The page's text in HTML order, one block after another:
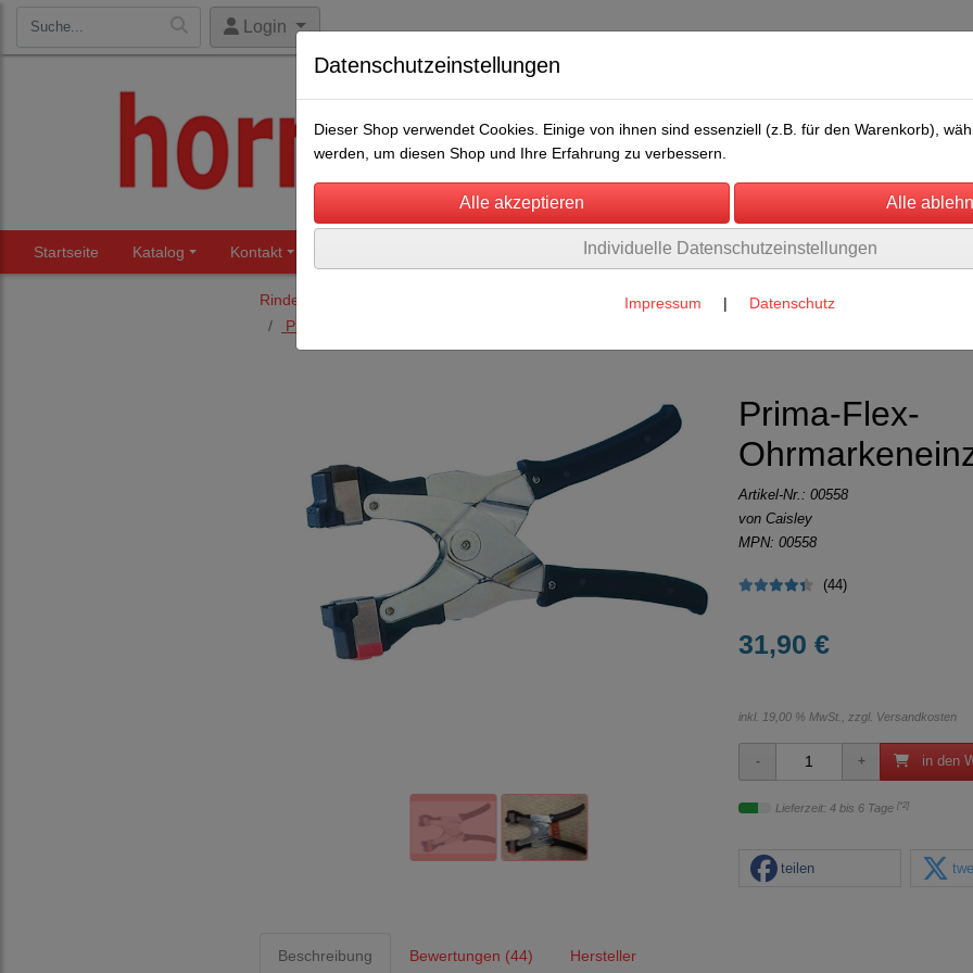
Login
Startseite Katalog Kontakt Über uns Umwelt Rechtliches
Rinderhaltung
Prima-Flex Zangen und Zubehör
Prima-Flex-
Artikel-Nr.: 00558
von Caisley
MPN: 00558
(44)
31,90 €
inkl. 19,00 % MwSt., zzgl. Versandkosten
in den
Lieferzeit: 4 bis 6 Tage [*2]
teilen
Beschreibung Bewertungen (44) Hersteller
Datenschutzeinstellungen
Dieser Shop verwendet Cookies. Einige von ihnen sind essenziell (z.B. für den Warenkorb),
werden, um diesen Shop und Ihre Erfahrung zu verbessern.
Individuelle Datenschutzeinstellungen
Impressum | Datenschutz